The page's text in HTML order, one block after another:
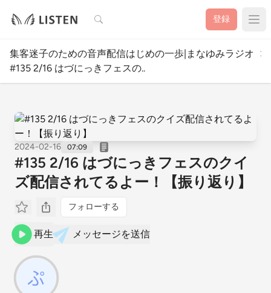
検索 登録
集客迷子のための音声配信はじめの一歩|まなゆみラジオ
#135 2/16 はづにっきフェスの..
2024-02-16 07:09
#135 2/16 はづにっきフェスのクイ
ズ配信されてるよー！【振り返り】
フォローする
再生 メッセージを送信